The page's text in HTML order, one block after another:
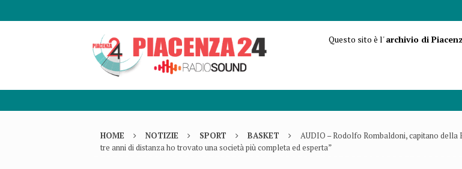
Questo sito è l'archivio di
HOME NOTIZIE SPORT BASKET
AUDIO – Rodolfo Rombaldoni, capitano della
tre anni di distanza ho trovato una società più completa ed esperta”